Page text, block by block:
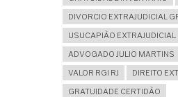
DIVORCIO EXTRAJUDICIAL
USUCAPIÃO EXTRAJUDICIAL
ADVOGADO JULIO MARTINS
VALOR RGI RJ
DIREITO
GRATUIDADE CERTIDÃO